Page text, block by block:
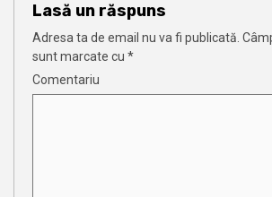
Lasă un răspuns
Adresa ta de email nu va fi publicată.
sunt marcate cu *
Comentariu